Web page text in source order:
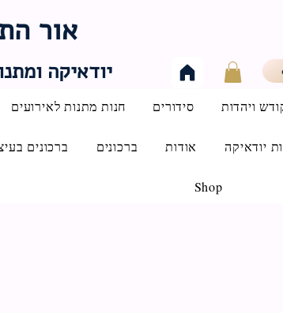
אור
יודאיקה
חנות מתנות לאירועים סידורים ויהדות
ברכונים ברכונים אודות יודאיקה
Shop